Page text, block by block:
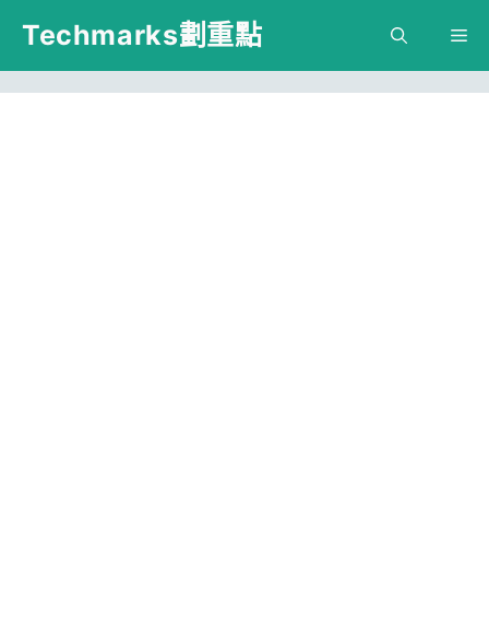
跳
主
Techmarks劃重點